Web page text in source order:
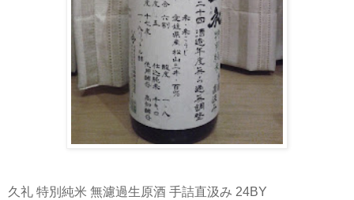
久礼 特別純米 無濾過生原酒 手詰直汲み 24BY